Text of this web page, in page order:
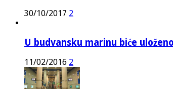
30/10/2017 2
U budvansku marinu biće
11/02/2016 2